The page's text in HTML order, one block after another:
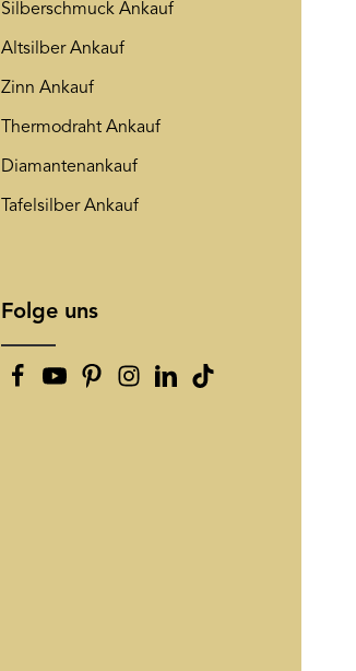
Silberschmuck Ankauf
Altsilber Ankauf
Zinn Ankauf
Thermodraht Ankauf
Diamantenankauf
Tafelsilber Ankauf
Folge uns